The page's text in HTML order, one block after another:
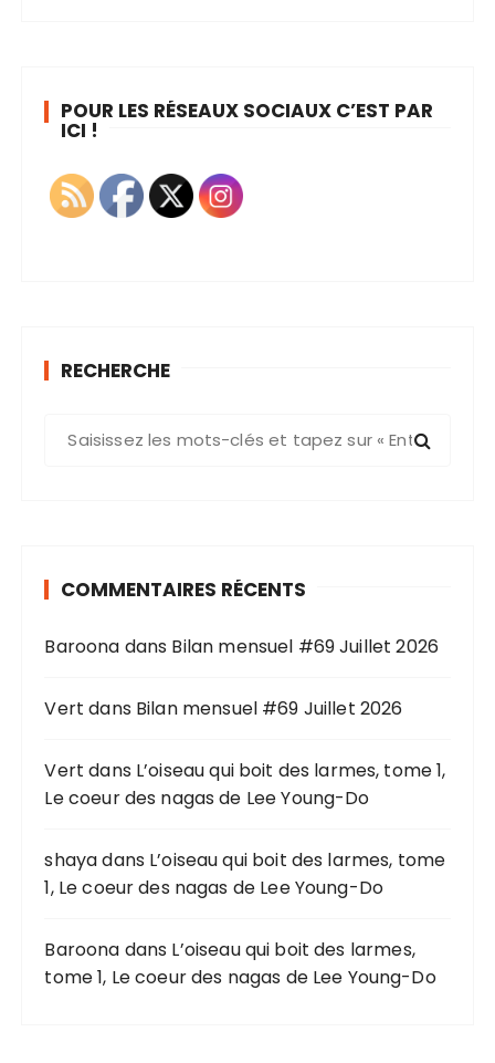
POUR LES RÉSEAUX SOCIAUX C’EST PAR
ICI !
RECHERCHE
e
o
r
COMMENTAIRES RÉCENTS
Baroona dans Bilan mensuel #69 Juillet 2026
Vert dans Bilan mensuel #69 Juillet 2026
Vert dans L’oiseau qui boit des larmes, tome 1,
Le coeur des nagas de Lee Young-Do
shayadans L’oiseau qui boit des larmes, tome
1, Le coeur des nagas de Lee Young-Do
Baroona dans L’oiseau qui boit des larmes,
tome 1, Le coeur des nagas de Lee Young-Do